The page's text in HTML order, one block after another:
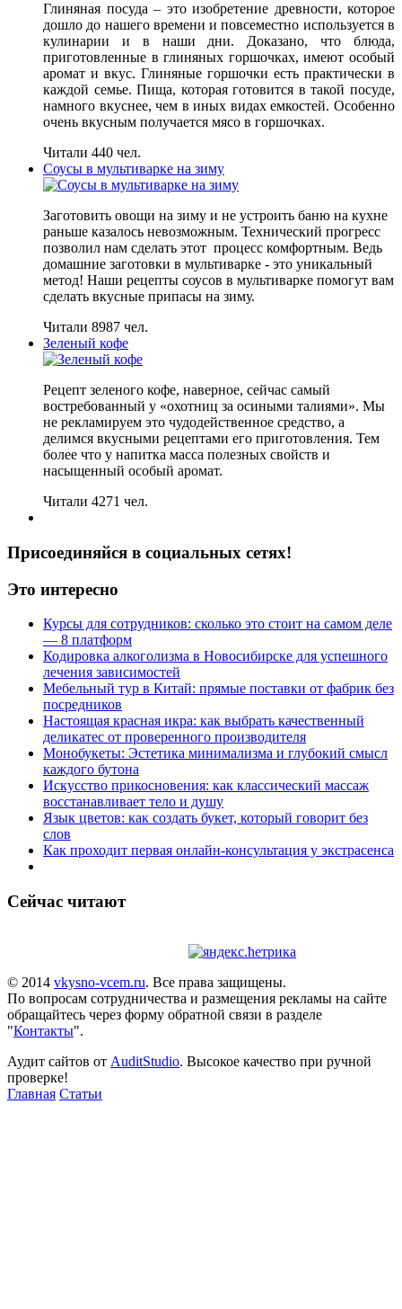
Глиняная посуда – это изобретение древности, которое
дошло до нашего времени и повсеместно используется в
кулинарии и в наши дни. Доказано, что блюда,
приготовленные в глиняных горшочках, имеют особый
аромат и вкус. Глиняные горшочки есть практически в
каждой семье. Пища, которая готовится в такой посуде,
намного вкуснее, чем в иных видах емкостей. Особенно
очень вкусным получается мясо в горшочках.
Читали 440 чел.
Соусы в мультиварке на зиму
Заготовить овощи на зиму и не устроить баню на кухне
раньше казалось невозможным. Технический прогресс
позволил нам сделать этот процесс комфортным. Ведь
домашние заготовки в мультиварке - это уникальный
метод! Наши рецепты соусов в мультиварке помогут вам
сделать вкусные припасы на зиму.
Читали 8987 чел.
Зеленый кофе
Рецепт зеленого кофе, наверное, сейчас самый
востребованный у «охотниц за осиными талиями». Мы
не рекламируем это чудодейственное средство, а
делимся вкусными рецептами его приготовления. Тем
более что у напитка масса полезных свойств и
насыщенный особый аромат.
Читали 4271 чел.
Присоединяйся в социальных сетях!
Это интересно
Курсы для сотрудников: сколько это стоит на самом деле
— 8 платформ
Кодировка алкоголизма в Новосибирске для успешного
лечения зависимостей
Мебельный тур в Китай: прямые поставки от фабрик без
посредников
Настоящая красная икра: как выбрать качественный
деликатес от проверенного производителя
Монобукеты: Эстетика минимализма и глубокий смысл
каждого бутона
Искусство прикосновения: как классический массаж
восстанавливает тело и душу
Язык цветов: как создать букет, который говорит без
слов
Как проходит первая онлайн-консультация у экстрасенса
Сейчас читают
© 2014 vkysno-vcem.ru. Все права защищены.
По вопросам сотрудничества и размещения рекламы на сайте
обращайтесь через форму обратной связи в разделе
"Контакты".
Аудит сайтов от AuditStudio. Высокое качество при ручной
проверке!
Главная Статьи